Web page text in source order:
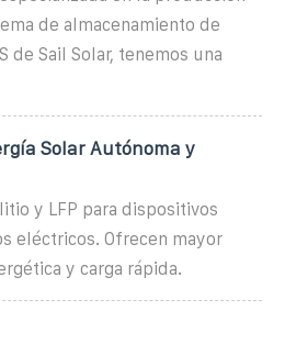
de almacenamiento de
de Sail Solar, tenemos una
Solar Autónoma y
y LFP para dispositivos
eléctricos. Ofrecen mayor
y carga rápida.